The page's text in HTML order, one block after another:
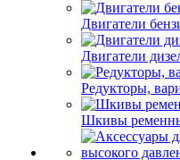
Двигатели
Двигатели
Редукторы,
Шкивы